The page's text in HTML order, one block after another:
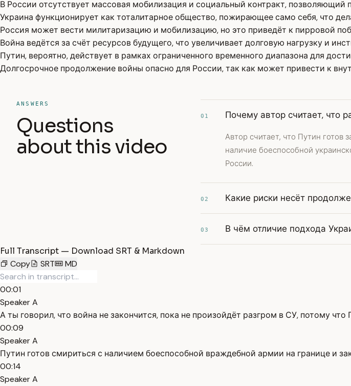
В России отсутствует массовая мобилизация и социальный контракт,
Украина функционирует как тоталитарное общество, пожирающее само себя, что
Россия может вести милитаризацию и мобилизацию, но это приведёт к пирровой
Война ведётся за счёт ресурсов будущего, что увеличивает долговую нагрузку и
Путин, вероятно, действует в рамках ограниченного временного диапазона для
Долгосрочное продолжение войны опасно для России, так как может привести к
ANSWERS
Questions
about this video
01 Почему автор считает, что
Автор считает, что Путин готов
наличие боеспособной
России.
02 Какие риски несёт
03 В чём отличие подхода
Full Transcript — Download SRT & Markdown
Copy
SRT MD
00:01
Speaker A
А ты говорил, что война не закончится, пока не произойдёт разгром в СУ, потому
00:09
Speaker A
Путин готов смириться с наличием боеспособной враждебной армии на границе и
00:14
Speaker A